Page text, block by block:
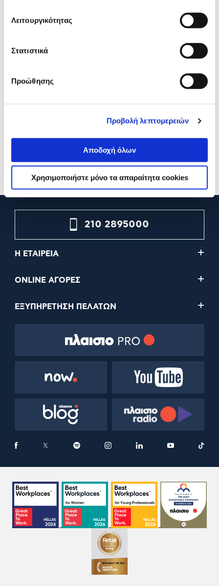
Λειτουργικότητας
Στατιστικά
Προώθησης
Προβολή λεπτομερειών
Αποδοχή όλων
Χρησιμοποιήστε μόνο τα απαραίτητα cookies
Προσθήκη
Mermaid
5,99€
Προσθήκη
210 2895000
Η ΕΤΑΙΡΕΙΑ
ONLINE ΑΓΟΡΕΣ
ΕΞΥΠΗΡΕΤΗΣΗ ΠΕΛΑΤΩΝ